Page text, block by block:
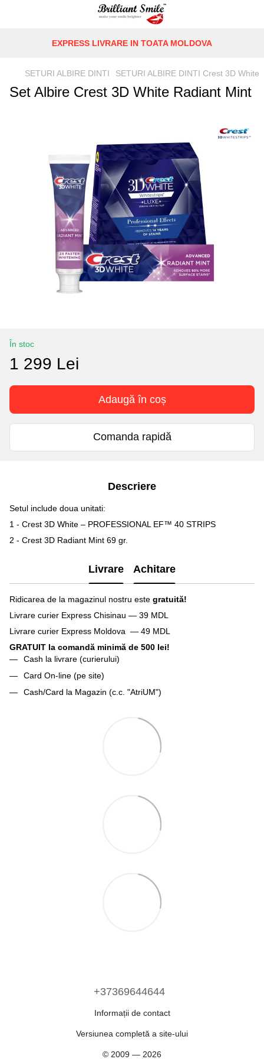
EXPRESS LIVRARE IN TOATA MOLDOVA
SETURI ALBIRE DINTI SETURI ALBIRE DINTI Crest 3D White
Set Albire Crest 3D White Radiant Mint
În stoc
1 299 Lei
Adaugă în coș
Comanda rapidă
Descriere
Setul include doua unitati:
1 - Crest 3D White – PROFESSIONAL EF™ 40 STRIPS
2 - Сrest 3D Radiant Mint 69 gr.
Livrare Achitare
Ridicarea de la magazinul nostru este gratuită!
Livrare curier Express Chisinau — 39 MDL
Livrare curier Express Moldova — 49 MDL
GRATUIT la comandă minimă de 500 lei!
Cash la livrare (curierului)
Card On-line (pe site)
Cash/Card la Magazin (c.c. "AtriUM")
+37369644644
Informații de contact
Versiunea completă a site-ului
© 2009 — 2026